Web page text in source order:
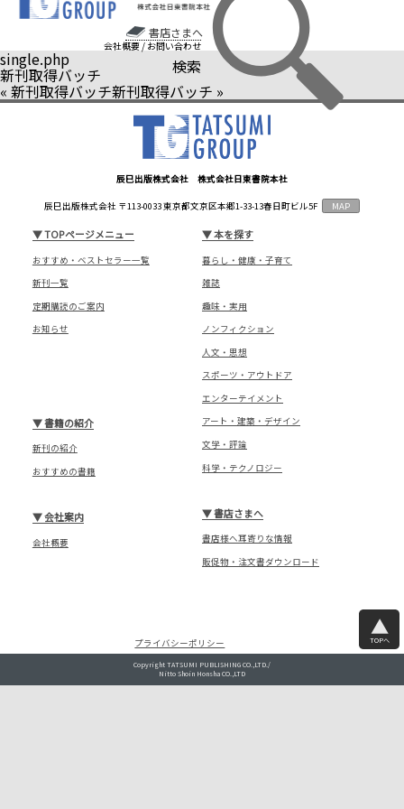
書店さまへ
会社概要 / お問い合わせ
検索
single.php
新刊取得バッチ
« 新刊取得バッチ新刊取得バッチ »
辰巳出版株式会社 株式会社日東書院本社
辰巳出版株式会社 〒113-0033 東京都文京区本郷1-33-13春日町ビル5F MAP
▼TOPページメニュー
おすすめ・ベストセラー一覧
新刊一覧
定期購読のご案内
お知らせ
▼本を探す
暮らし・健康・子育て
雑誌
趣味・実用
ノンフィクション
人文・思想
スポーツ・アウトドア
エンターテイメント
アート・建築・デザイン
文学・評論
科学・テクノロジー
▼書籍の紹介
新刊の紹介
おすすめの書籍
▼書店さまへ
書店様へ耳寄りな情報
販促物・注文書ダウンロード
▼会社案内
会社概要
プライバシーポリシー TOPへ
Copyright TATSUMI PUBLISHING CO.,LTD./
Nitto Shoin Honsha CO.,LTD